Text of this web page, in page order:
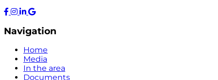
Navigation
Home
Media
In the area
Documents